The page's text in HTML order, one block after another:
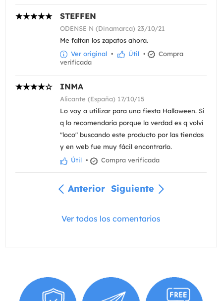
STEFFEN
ODENSE N (Dinamarca) 23/10/21
Me faltan los zapatos ahora.
Ver original • Útil •
Compra
verificada
INMA
Alicante (España) 17/10/15
Lo voy a utilizar para una fiesta Halloween. Si
q lo recomendaría porque la verdad es q volví
"loco" buscando este producto por las tiendas
y en web fue muy fácil encontrarlo.
Útil • Compra verificada
Anterior Siguiente
Ver todos los comentarios